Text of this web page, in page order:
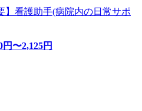
】看護助手(病院内の日常サポ
円〜2,125円